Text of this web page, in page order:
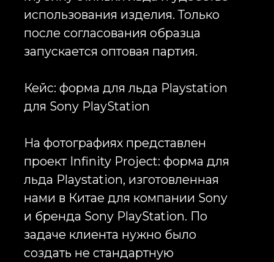
буквы, формы под продуктовые
силуэты, формы под символы
фирменных элементов, формы
для промо-наборов, формы для
подарочных комплектов, формы
формы для мерча и формы для
корпоративных кампаний. В
зависимости от задачи изделие
может быть лаконичным и
ориентированным, с акцентом на
узнаваемость и массовое
Силиконовые формы для льда
удобны для брендирования,